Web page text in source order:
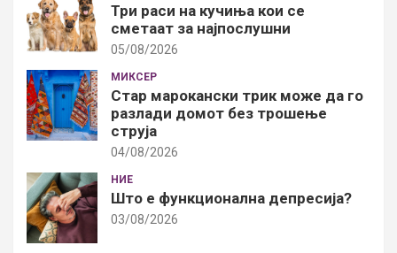
Три раси на кучиња кои се
сметаат за најпослушни
05/08/2026
МИКСЕР
Стар марокански трик може да го
разлади домот без трошење
струја
04/08/2026
НИЕ
Што е функционална депресија?
03/08/2026